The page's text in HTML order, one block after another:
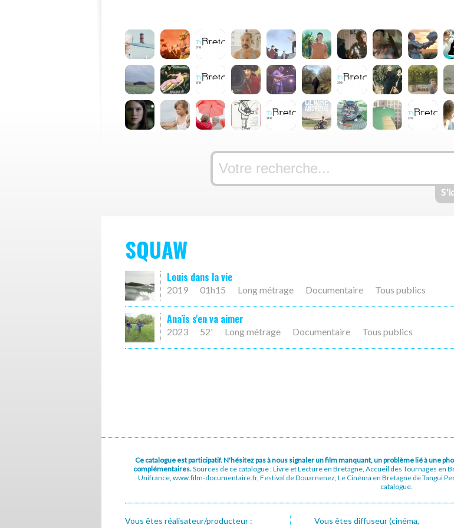
SQUAW
Louis dans la vie
2019 01h15 Long métrage Documentaire Tous publics
Anaïs s'en va aimer
2023 52' Long métrage Documentaire Tous publics
Ce catalogue est participatif. N'hésitez pas à nous signaler un film manquant, un problème lié à une
complémentaires.Sources de ce catalogue : Livre et Lecture en Bretagne, Accueil des Tournages
Unifrance, www.film-documentaire.fr, Festival de Douarnenez, Le Cinéma en Bretagne de Tangui
catalogue.
Vous êtes réalisateur/producteur :
Vous êtes diffuseur (cinéma,